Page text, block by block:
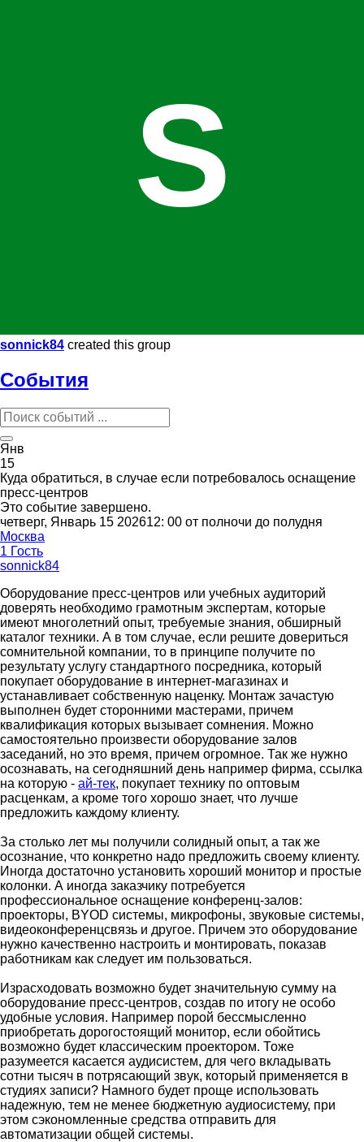
S
sonnick84 created this group
События
Янв
15
Куда обратиться, в случае если потребовалось оснащение
пресс-центров
Это событие завершено.
четверг, Январь 15 202612: 00 от полночи до полудня
Москва
1 Гость
sonnick84
Оборудование пресс-центров или учебных аудиторий
доверять необходимо грамотным экспертам, которые
имеют многолетний опыт, требуемые знания, обширный
каталог техники. А в том случае, если решите довериться
сомнительной компании, то в принципе получите по
результату услугу стандартного посредника, который
покупает оборудование в интернет-магазинах и
устанавливает собственную наценку. Монтаж зачастую
выполнен будет сторонними мастерами, причем
квалификация которых вызывает сомнения. Можно
самостоятельно произвести оборудование залов
заседаний, но это время, причем огромное. Так же нужно
осознавать, на сегодняшний день например фирма, ссылка
на которую - ай-тек, покупает технику по оптовым
расценкам, а кроме того хорошо знает, что лучше
предложить каждому клиенту.
За столько лет мы получили солидный опыт, а так же
осознание, что конкретно надо предложить своему клиенту.
Иногда достаточно установить хороший монитор и простые
колонки. А иногда заказчику потребуется
профессиональное оснащение конференц-залов:
проекторы, BYOD системы, микрофоны, звуковые системы,
видеоконференцсвязь и другое. Причем это оборудование
нужно качественно настроить и монтировать, показав
работникам как следует им пользоваться.
Израсходовать возможно будет значительную сумму на
оборудование пресс-центров, создав по итогу не особо
удобные условия. Например порой бессмысленно
приобретать дорогостоящий монитор, если обойтись
возможно будет классическим проектором. Тоже
разумеется касается аудисистем, для чего вкладывать
сотни тысяч в потрясающий звук, который применяется в
студиях записи? Намного будет проще использовать
надежную, тем не менее бюджетную аудиосистему, при
этом сэкономленные средства отправить для
автоматизации общей системы.